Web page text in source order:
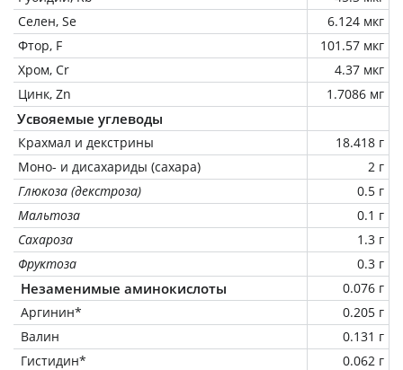
Селен, Se
6.124 мкг
Фтор, F
101.57 мкг
Хром, Cr
4.37 мкг
Цинк, Zn
1.7086 мг
Усвояемые углеводы
Крахмал и декстрины
18.418 г
Моно- и дисахариды (сахара)
2 г
Глюкоза (декстроза)
0.5 г
Мальтоза
0.1 г
Сахароза
1.3 г
Фруктоза
0.3 г
Незаменимые аминокислоты
0.076 г
Аргинин*
0.205 г
Валин
0.131 г
Гистидин*
0.062 г